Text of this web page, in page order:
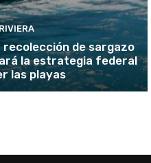
recolección de sargazo
la estrategia federal
las playas